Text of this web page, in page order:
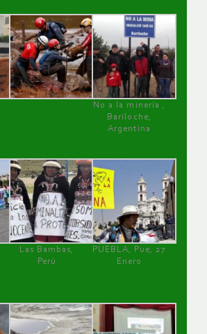
No a la minería ,
Bariloche,
Argentina
Las Bambas,
Perú
PUEBLA, Pue, 27
Enero